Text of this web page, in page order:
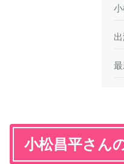
小松昌平さん